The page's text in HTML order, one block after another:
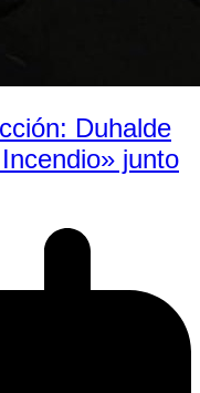
Duhalde
junto